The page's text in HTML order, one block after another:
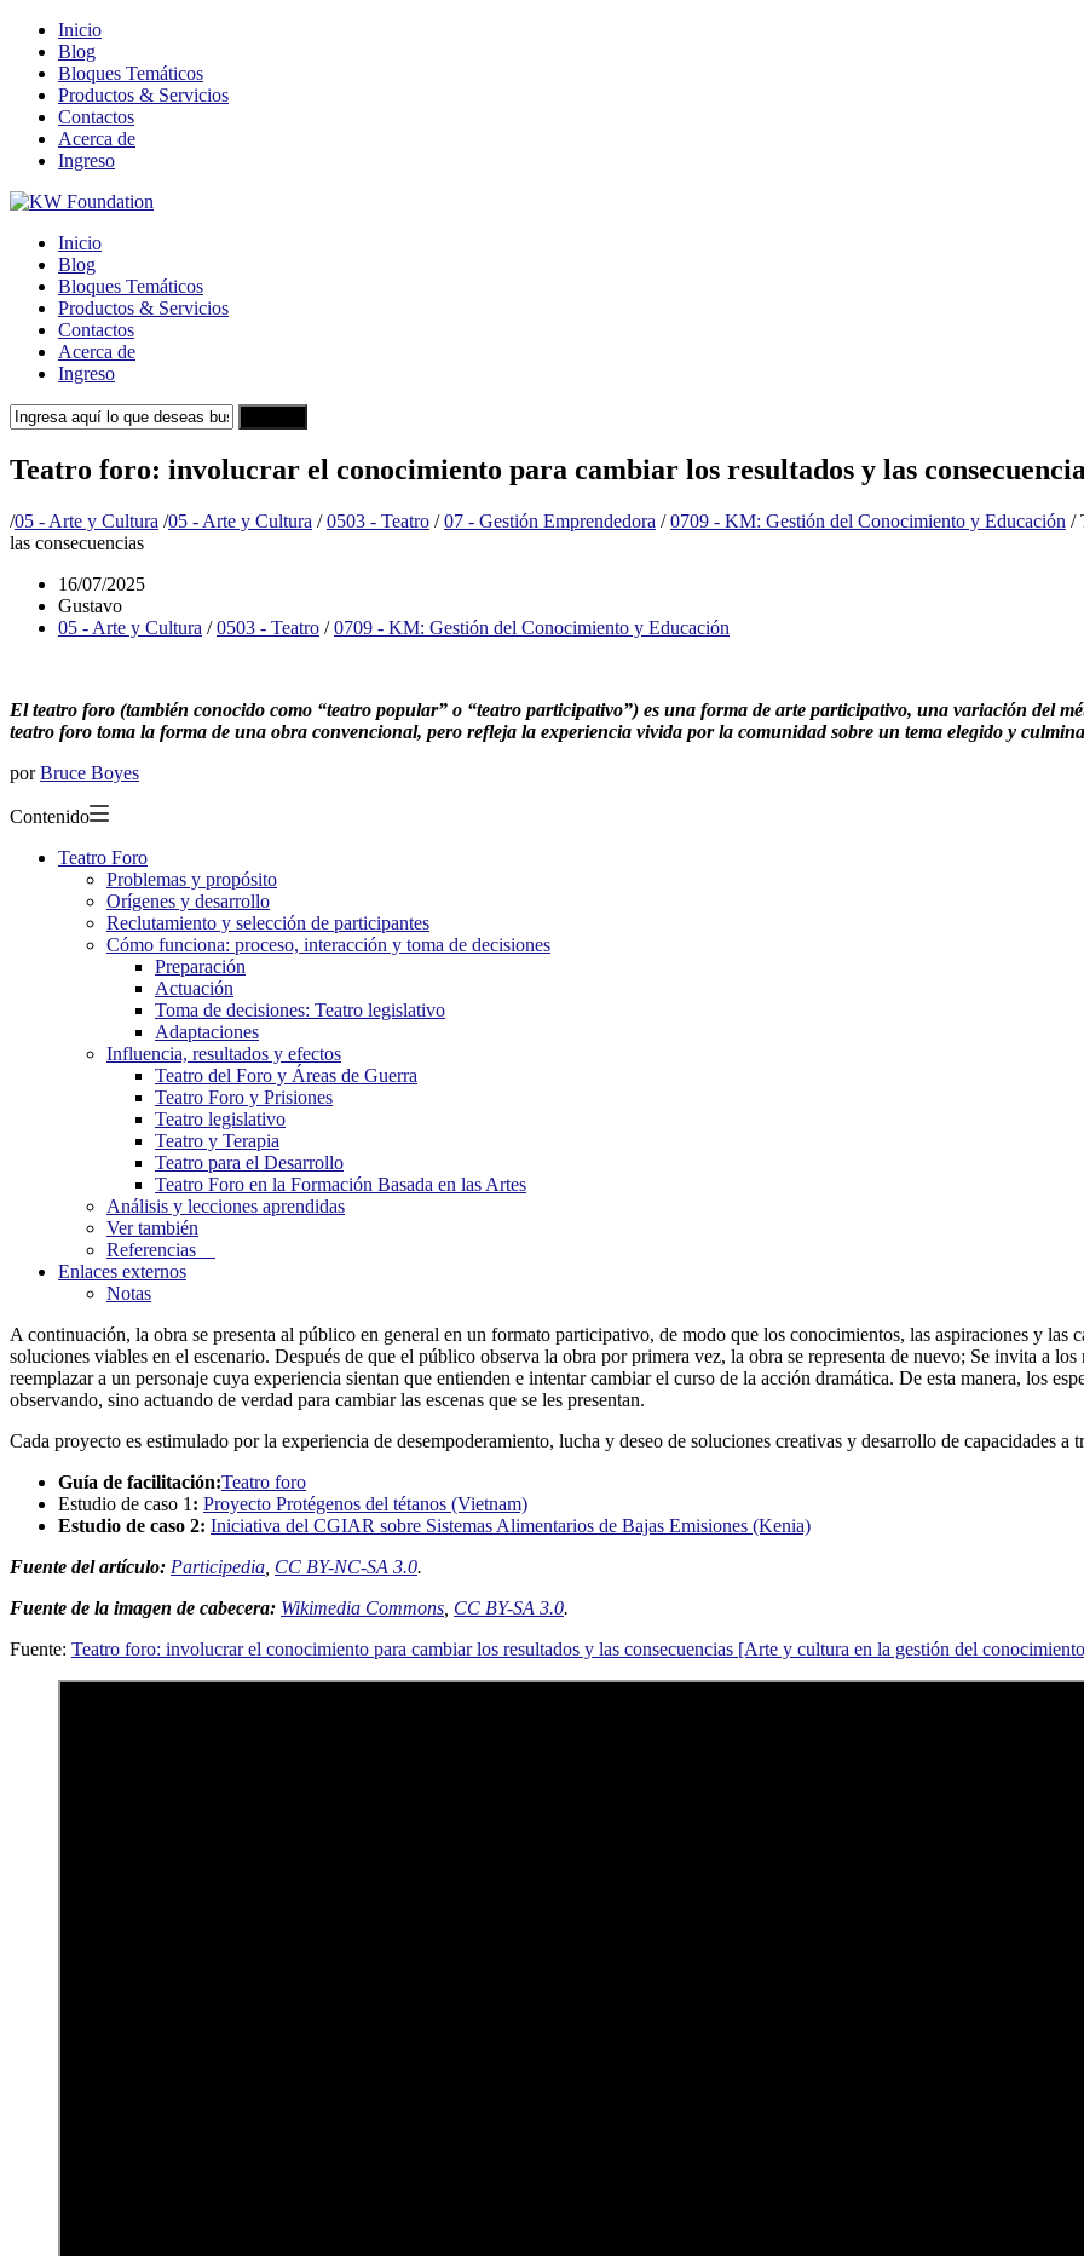
Inicio
Blog
Bloques Temáticos
Productos & Servicios
Contactos
Acerca de
Ingreso
Inicio
Blog
Bloques Temáticos
Productos & Servicios
Contactos
Acerca de
Ingreso
Teatro foro: involucrar el conocimiento para cambiar los resultados y las
/05 - Arte y Cultura /05 - Arte y Cultura / 0503 - Teatro / 07 - Gestión Emprendedora / 0709 - KM: Gestión del Conocimiento y Educación /
las consecuencias
16/07/2025
Gustavo
05 - Arte y Cultura /0503 - Teatro /0709 - KM: Gestión del Conocimiento y Educación
El teatro foro (también conocido como “teatro popular” o “teatro participativo”) es una forma de arte participativo, una variación del
teatro foro toma la forma de una obra convencional, pero refleja la experiencia vivida por la comunidad sobre un tema elegido y
porBruce Boyes
Contenido
Teatro Foro
Problemas y propósito
Orígenes y desarrollo
Reclutamiento y selección de participantes
Cómo funciona: proceso, interacción y toma de decisiones
Preparación
Actuación
Toma de decisiones: Teatro legislativo
Adaptaciones
Influencia, resultados y efectos
Teatro del Foro y Áreas de Guerra
Teatro Foro y Prisiones
Teatro legislativo
Teatro y Terapia
Teatro para el Desarrollo
Teatro Foro en la Formación Basada en las Artes
Análisis y lecciones aprendidas
Ver también
Referencias
Enlaces externos
Notas
A continuación, la obra se presenta al público en general en un formato participativo, de modo que los conocimientos, las aspiraciones y las
soluciones viables en el escenario. Después de que el público observa la obra por primera vez, la obra se representa de nuevo; Se invita a
reemplazar a un personaje cuya experiencia sientan que entienden e intentar cambiar el curso de la acción dramática. De esta manera, los
observando, sino actuando de verdad para cambiar las escenas que se les presentan.
Cada proyecto es estimulado por la experiencia de desempoderamiento, lucha y deseo de soluciones creativas y desarrollo de capacidades a
Guía de facilitación:Teatro foro
Estudio de caso 1 : Proyecto Protégenos del tétanos (Vietnam)
Estudio de caso 2: Iniciativa del CGIAR sobre Sistemas Alimentarios de Bajas Emisiones (Kenia)
Fuente del artículo: Participedia CC BY-NC-SA 3.0.
Fuente de la imagen de cabecera: Wikimedia Commons CC BY-SA 3.0.
Fuente: Teatro foro: involucrar el conocimiento para cambiar los resultados y las consecuencias [Arte y cultura en la gestión del